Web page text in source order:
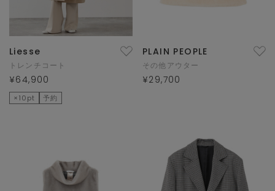
Liesse
トレンチコート
¥64,900
×10pt 予約
PLAIN PEOPLE
その他アウター
¥29,700